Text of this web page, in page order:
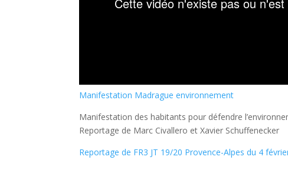
Manifestation Madrague environnement
Manifestation des habitants pour défendre
Reportage de Marc Civallero et Xavier Schuffenecker
Reportage de FR3 JT 19/20 Provence-Alpes du 4